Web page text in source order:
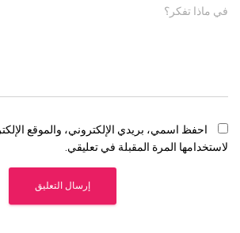
في ماذا تفكر؟
احفظ اسمي، بريدي الإلكتروني، والموقع
لاستخدامها المرة المقبلة في تعليقي.